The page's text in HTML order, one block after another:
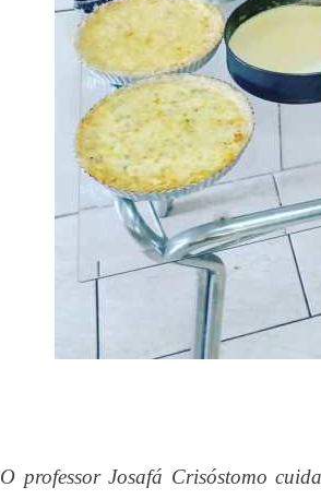
O professor Josafá Crisóstomo